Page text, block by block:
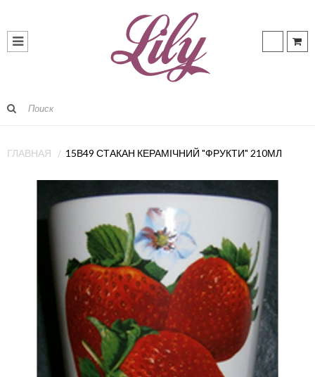
ГЛАВНАЯ 15В49 СТАКАН КЕРАМІЧНИЙ "ФРУКТИ" 210МЛ